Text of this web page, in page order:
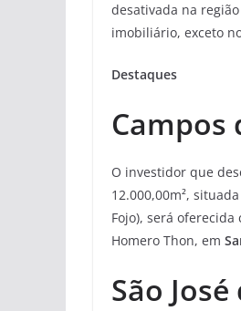
desativada na
imobiliário, exceto
Destaques
Campos
O investidor que
12.000,00m²,
Fojo), será
Homero Thon, em
São